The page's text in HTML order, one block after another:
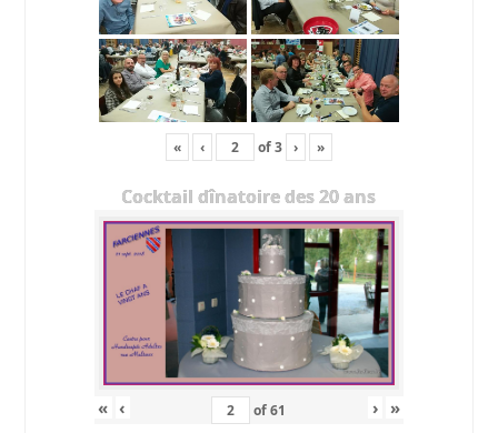
« ‹ of3 › »
Cocktail dînatoire des 20 ans
« ‹ of61 › »